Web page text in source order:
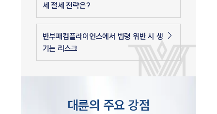
세 절세 전략은?
반부패컴플라이언스에서 법령 위반 시 생
기는 리스크
대륜의 주요 강점